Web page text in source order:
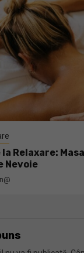
la Relaxare:
Nevoie